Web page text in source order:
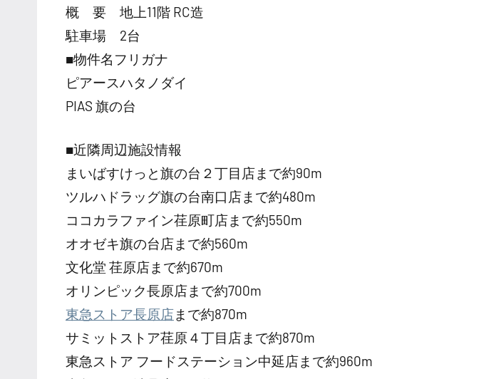
概 要 地上11階 RC造
駐車場 2台
■物件名フリガナ
ピアースハタノダイ
PIAS 旗の台
■近隣周辺施設情報
まいばすけっと旗の台２丁目店まで約90m
ツルハドラッグ旗の台南口店まで約480m
ココカラファイン荏原町店まで約550m
オオゼキ旗の台店まで約560m
文化堂 荏原店まで約670m
オリンピック長原店まで約700m
東急ストア長原店まで約870m
サミットストア荏原４丁目店まで約870m
東急ストア フードステーション中延店まで約960m